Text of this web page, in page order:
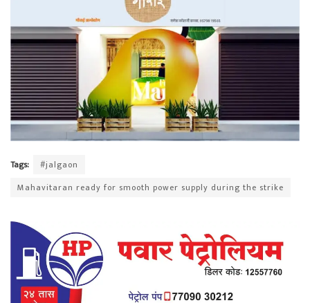
Tags:
#jalgaon
Mahavitaran ready for smooth power supply during the strike